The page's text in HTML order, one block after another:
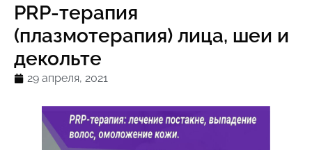
PRP-терапия
(плазмотерапия) лица, шеи и
декольте
29 апреля, 2021